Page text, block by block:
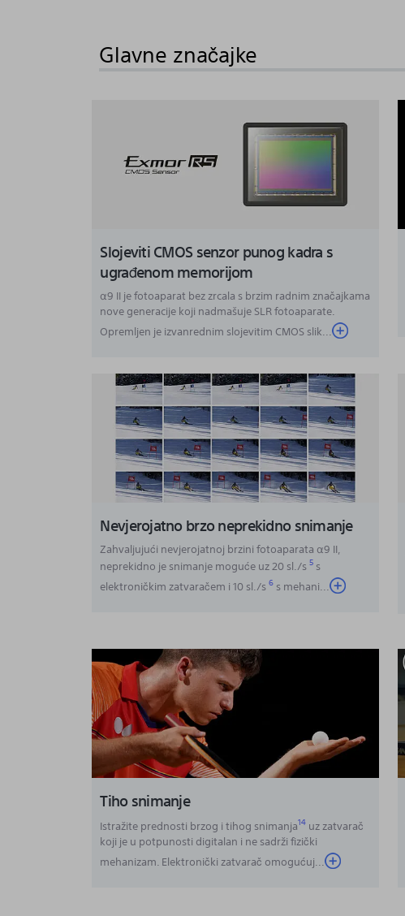
beginning
Glavne značajke
Slojeviti CMOS senzor punog kadra s
ugrađenom memorijom
α9 II je fotoaparat bez zrcala s brzim radnim značajkama
nove generacije koji nadmašuje SLR fotoaparate.
Opremljen je izvanrednim slojevitim CMOS slik...
Nevjerojatno brzo neprekidno snimanje
Zahvaljujući nevjerojatnoj brzini fotoaparata α9 II,
neprekidno je snimanje moguće uz 20 sl./s5s
elektroničkim zatvaračem i 10 sl./s6s mehani...
Tiho snimanje
Istražite prednosti brzog i tihog snimanja14uz zatvarač
koji je u potpunosti digitalan i ne sadrži fizički
mehanizam. Elektronički zatvarač omogućuj...